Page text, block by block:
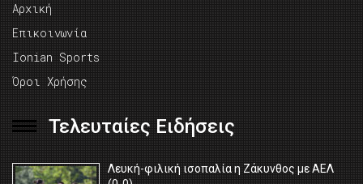
Αρχική
Επικοινωνία
Ionian Sports
Όροι Χρήσης
Τελευταίες Ειδήσεις
Λευκή-φιλική ισοπαλία η Ζάκυνθος με ΑΕΛ